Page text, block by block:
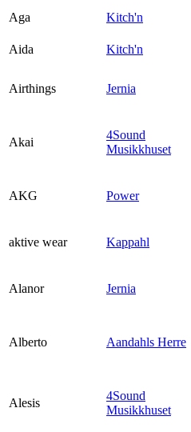
Aga
Kitch'n
Aida
Kitch'n
Airthings Jernia
Akai
4Sound
Musikkhuset
AKG Power
aktive wear Kappahl
Alanor Jernia
Alberto Aandahls Herre
Alesis
4Sound
Musikkhuset